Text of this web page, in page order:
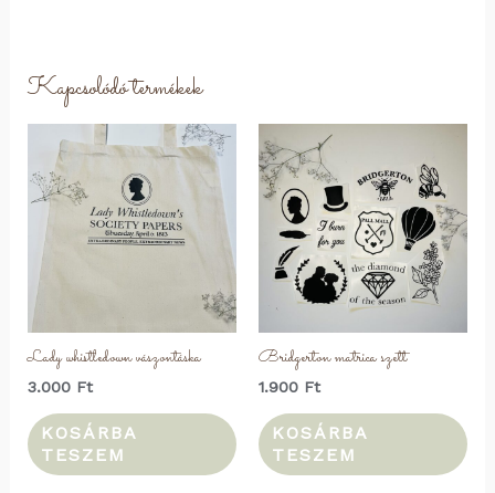
Kapcsolódó termékek
Lady whistledown vászontáska
3.000 Ft
KOSÁRBA
TESZEM
Bridgerton matrica szett
1.900 Ft
KOSÁRBA
TESZEM